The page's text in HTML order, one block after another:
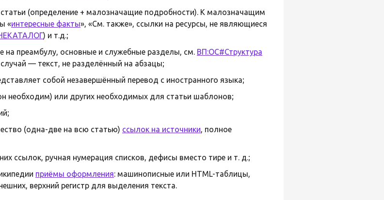
(определение + малозначащие подробности). К малозначащим
«интересные факты», «См. также», ссылки на ресурсы, не являющиеся
) и т.д.;
на преамбулу, основные и служебные разделы, см. ВП:ОС#Структура
— текст, не разделённый на абзацы;
собой незавершённый перевод с иностранного языка;
необходим) или других необходимых для статьи шаблонов;
(одна-две на всю статью) ссылок на источники, полное
ссылок, ручная нумерация списков, дефисы вместо тире и т. д.;
приёмы оформления: машинописные или HTML-таблицы,
верхний регистр для выделения текста.